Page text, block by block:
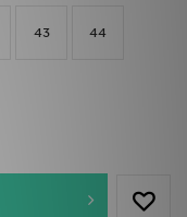
43 44